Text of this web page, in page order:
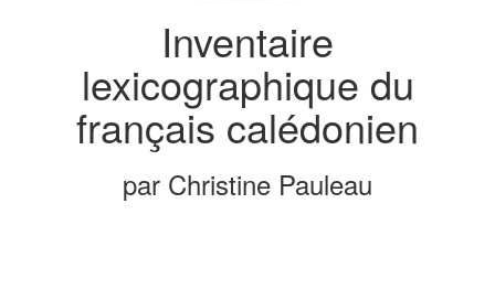
Inventaire
lexicographique du
français calédonien
par Christine Pauleau